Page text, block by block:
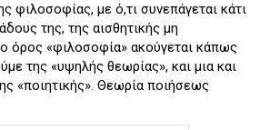
φιλοσοφίας, με ό,τι συνεπάγεται κάτι
της, της αισθητικής μη
ο όρος «φιλοσοφία» ακούγεται κάπως
της «υψηλής θεωρίας», και μια και
«ποιητικής». Θεωρία ποιήσεως